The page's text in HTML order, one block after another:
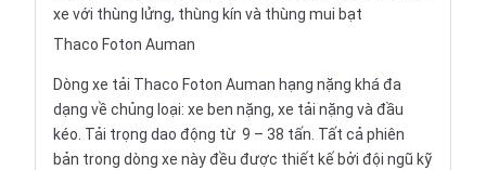
xe với thùng lửng, thùng kín và thùng mui bạt
Thaco Foton Auman
Dòng xe tải Thaco Foton Auman hạng nặng khá đa
dạng về chủng loại: xe ben nặng, xe tải nặng và đầu
kéo. Tải trọng dao động từ 9 – 38 tấn. Tất cả phiên
bản trong dòng xe này đều được thiết kế bởi đội ngũ kỹ